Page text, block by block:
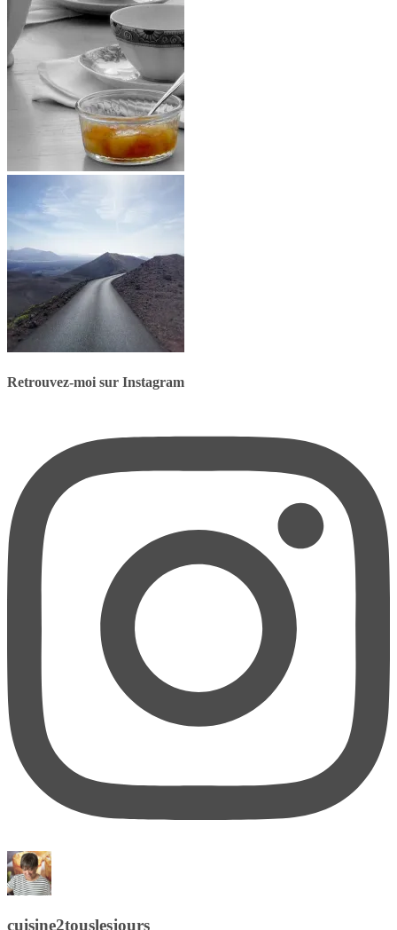
Retrouvez-moi sur Instagram
cuisine2touslesjours